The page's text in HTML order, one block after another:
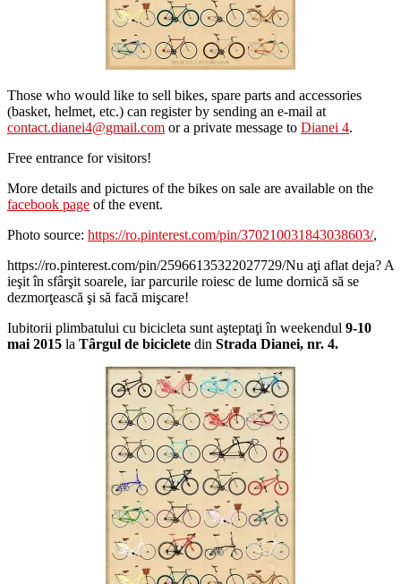
Those who would like to sell bikes, spare parts and accessories
(basket, helmet, etc.) can register by sending an e-mail at
contact.dianei4@gmail.com or a private message to Dianei 4.
Free entrance for visitors!
More details and pictures of the bikes on sale are available on the
facebook page of the event.
Photo source: https://ro.pinterest.com/pin/370210031843038603/,
https://ro.pinterest.com/pin/25966135322027729/Nu aţi aflat deja? A
ieşit în sfârşit soarele, iar parcurile roiesc de lume dornică să se
dezmorţească şi să facă mişcare!
Iubitorii plimbatului cu bicicleta sunt aşteptaţi în weekendul 9-10
mai 2015 la Târgul de biciclete din Strada Dianei, nr. 4.